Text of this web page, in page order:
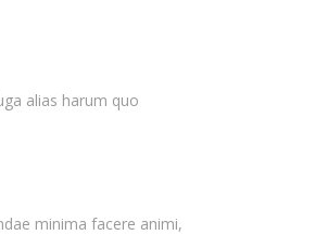
alias harum quo
minima facere animi,